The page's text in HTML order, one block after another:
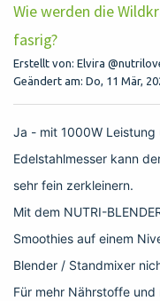
Wie werden die
fasrig?
Erstellt von: Elvira
Geändert am: Do, 11 Mär,
Ja - mit 1000W
Edelstahlmesser kann
sehr fein zerkleinern.
Mit dem NUTRI-
Smoothies auf einem
Blender / Standmixer
Für mehr Nährstoffe und